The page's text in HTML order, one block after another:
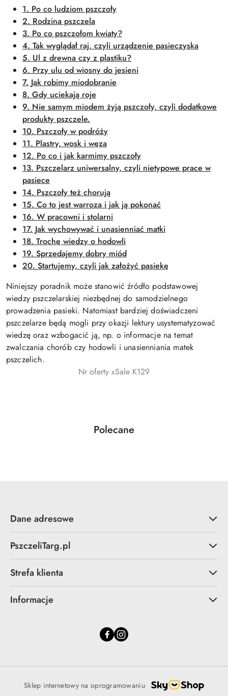
1. Po co ludziom pszczoły
2. Rodzina pszczela
3. Po co pszczołom kwiaty?
4. Tak wyglądał raj, czyli urządzenie pasieczyska
5. Ul z drewna czy z plastiku?
6. Przy ulu od wiosny do jesieni
7. Jak robimy miodobranie
8. Gdy uciekają roje
9. Nie samym miodem żyją pszczoły, czyli dodatkowe
produkty pszczele.
10. Pszczoły w podróży
11. Plastry, wosk i węza
12. Po co i jak karmimy pszczoły
13. Pszczelarz uniwersalny, czyli nietypowe prace w
pasiece
14. Pszczoły też chorują
15. Co to jest warroza i jak ją pokonać
16. W pracowni i stolarni
17. Jak wychowywać i unasienniać matki
18. Trochę wiedzy o hodowli
19. Sprzedajemy dobry miód
20. Startujemy, czyli jak założyć pasiekę
Niniejszy poradnik może stanowić źródło podstawowej
wiedzy pszczelarskiej niezbędnej do samodzielnego
prowadzenia pasieki. Natomiast bardziej doświadczeni
pszczelarze będą mogli przy okazji lektury usystematyzować
wiedzę oraz wzbogacić ją, np. o informacje na temat
zwalczania chorób czy hodowli i unasienniania matek
pszczelich.
Nr oferty xSale K129
Pomiń karuzelę produktów
Produkty
Polecane
Dane adresowe
PszczeliTarg.pl
Strefa klienta
Informacje
Sklep internetowy na oprogramowaniu